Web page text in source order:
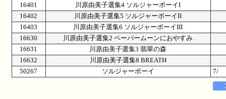
16401
川原由美子選集4 ソルジャーボーイI
16402
川原由美子選集5 ソルジャーボーイII
16403
川原由美子選集6 ソルジャーボーイIII
16630
川原由美子選集2 ペーパームーンにおやすみ
16631
川原由美子選集3 翡翠の森
16632
川原由美子選集8 BREATH
50267
ソルジャーボーイ 7/